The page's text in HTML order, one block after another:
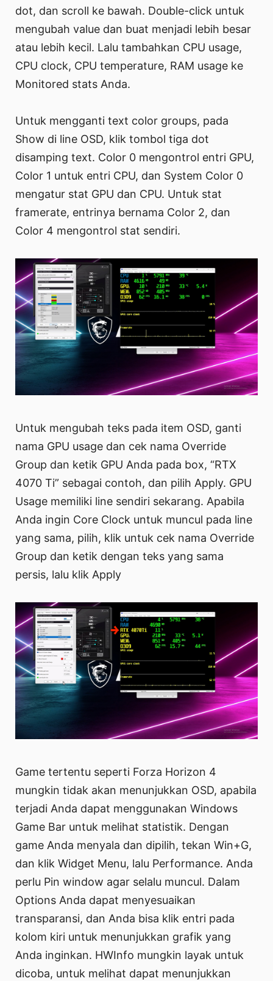
dot, dan scroll ke bawah. Double-click untuk
mengubah value dan buat menjadi lebih besar
atau lebih kecil. Lalu tambahkan CPU usage,
CPU clock, CPU temperature, RAM usage ke
Monitored stats Anda.
Untuk mengganti text color groups, pada
Show di line OSD, klik tombol tiga dot
disamping text. Color 0 mengontrol entri GPU,
Color 1 untuk entri CPU, dan System Color 0
mengatur stat GPU dan CPU. Untuk stat
framerate, entrinya bernama Color 2, dan
Color 4 mengontrol stat sendiri.
Untuk mengubah teks pada item OSD, ganti
nama GPU usage dan cek nama Override
Group dan ketik GPU Anda pada box, “RTX
4070 Ti” sebagai contoh, dan pilih Apply. GPU
Usage memiliki line sendiri sekarang. Apabila
Anda ingin Core Clock untuk muncul pada line
yang sama, pilih, klik untuk cek nama Override
Group dan ketik dengan teks yang sama
persis, lalu klik Apply
Game tertentu seperti Forza Horizon 4
mungkin tidak akan menunjukkan OSD, apabila
terjadi Anda dapat menggunakan Windows
Game Bar untuk melihat statistik. Dengan
game Anda menyala dan dipilih, tekan Win+G,
dan klik Widget Menu, lalu Performance. Anda
perlu Pin window agar selalu muncul. Dalam
Options Anda dapat menyesuaikan
transparansi, dan Anda bisa klik entri pada
kolom kiri untuk menunjukkan grafik yang
Anda inginkan. HWInfo mungkin layak untuk
dicoba, untuk melihat dapat menunjukkan